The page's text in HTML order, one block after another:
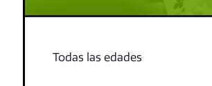
Todas las edades